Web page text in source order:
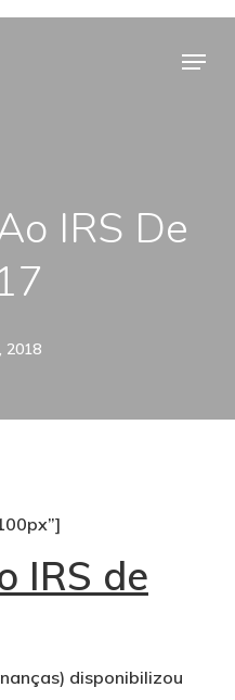
Menu
IRS De
2018
IRS de
disponibilizou